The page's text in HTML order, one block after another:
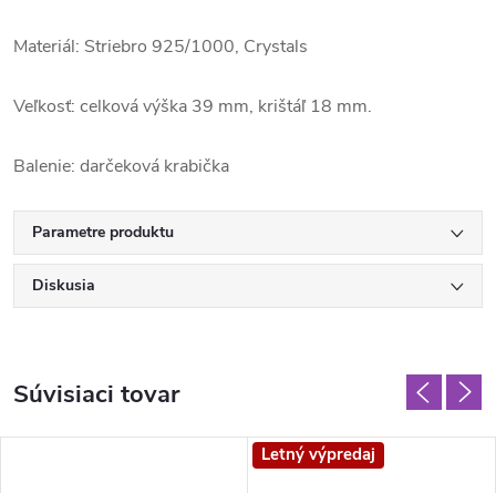
Materiál: Striebro 925/1000, Crystals
Veľkosť: celková výška 39 mm, krištáľ 18 mm.
Balenie: darčeková krabička
Parametre produktu
Diskusia
Súvisiaci tovar
Letný výpredaj